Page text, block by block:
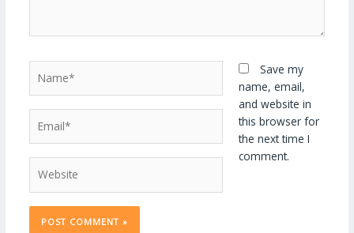
Save my
name, email,
and website in
this browser for
the next time I
comment.